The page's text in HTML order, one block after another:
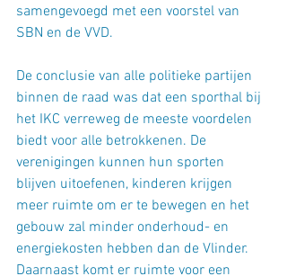
samengevoegd met een voorstel van
SBN en de VVD.
De conclusie van alle politieke partijen
binnen de raad was dat een sporthal bij
het IKC verreweg de meeste voordelen
biedt voor alle betrokkenen. De
verenigingen kunnen hun sporten
blijven uitoefenen, kinderen krijgen
meer ruimte om er te bewegen en het
gebouw zal minder onderhoud- en
energiekosten hebben dan de Vlinder.
Daarnaast komt er ruimte voor een